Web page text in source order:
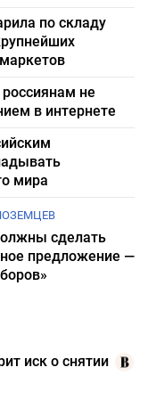
по складу
не
в интернете
мира
сделать
предложение —